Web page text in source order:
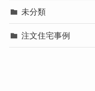
未分類
注文住宅事例